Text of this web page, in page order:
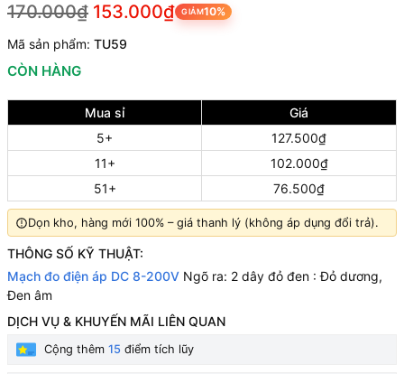
170.000₫ 153.000₫ GIẢM10%
Mã sản phẩm: TU59
CÒN HÀNG
Mua sỉ
Giá
5+
127.500₫
11+
102.000₫
51+
76.500₫
Dọn kho, hàng mới 100% – giá thanh lý (không áp dụng đổi trả).
THÔNG SỐ KỸ THUẬT:
Mạch đo điện áp DC 8-200V Ngõ ra: 2 dây đỏ đen : Đỏ dương,
Đen âm
DỊCH VỤ & KHUYẾN MÃI LIÊN QUAN
Cộng thêm 15 điểm tích lũy